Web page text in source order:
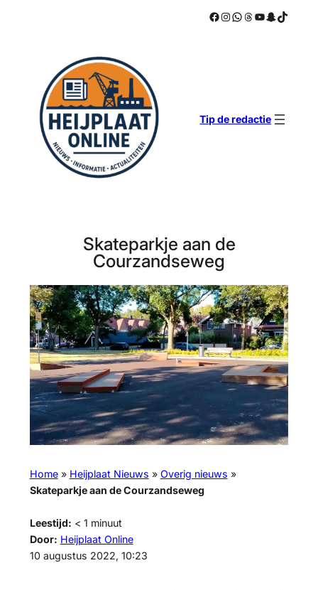
Facebook
Instagram
WhatsApp
Threads
YouTube
Snapchat
TikTok
Tip de redactie
Skateparkje aan de
Courzandseweg
Home» Heijplaat Nieuws » Overig nieuws »
Skateparkje aan de Courzandseweg
Leestijd: < 1 minuut
Door: Heijplaat Online
10 augustus 2022, 10:23